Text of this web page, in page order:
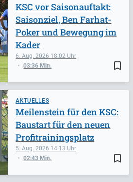
bookmark_border
6. Aug. 2026 18:02
03:36 Min.
KSC vor Saisonauftakt:
Saisonziel, Ben Farhat-
Poker und Bewegung im
Kader
AKTUELLES
bookmark_border
5. Aug. 2026 14:13
02:43 Min.
Meilenstein für den KSC:
Baustart für den neuen
Profitrainingsplatz